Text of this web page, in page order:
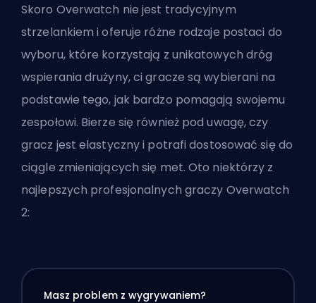
Skoro Overwatch nie jest tradycyjnym
strzelankiem i oferuje różne rodzaje postaci do
wyboru, które korzystają z unikatowych dróg
wspierania drużyny, ci gracze są wybierani na
podstawie tego, jak bardzo pomagają swojemu
zespołowi. Bierze się również pod uwagę, czy
gracz jest elastyczny i potrafi dostosować się do
ciągle zmieniających się met. Oto niektórzy z
najlepszych profesjonalnych graczy Overwatch
2:
Masz problem z wygrywaniem?